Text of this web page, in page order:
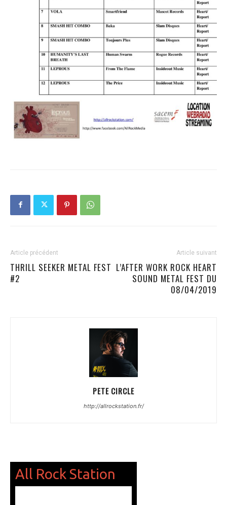
Article précédent
THRILL SEEKER METAL FEST
#2
Article suivant
L’AFTER WORK ROCK HEART
SOUND METAL FEST DU
08/04/2019
PETE CIRCLE
http://allrockstation.fr/